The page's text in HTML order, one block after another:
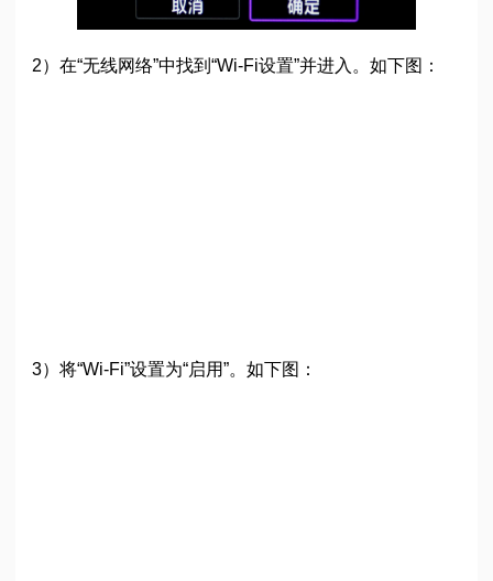
2）在“无线网络”中找到“Wi-Fi设置”并进入。如下图：
3）将“Wi-Fi”设置为“启用”。如下图：